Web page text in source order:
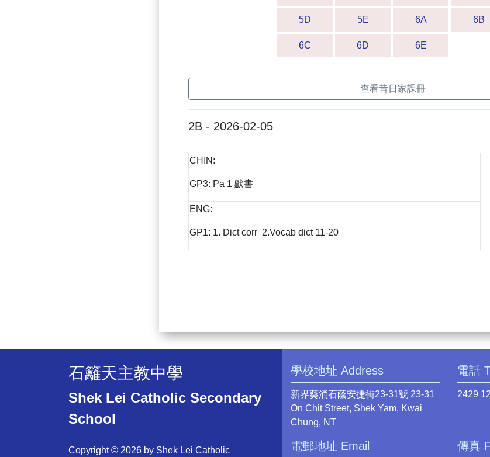
5D 5E 6A 6B
6C 6D 6E
查看昔日家課冊
2B - 2026-02-05
CHIN:
GP3: Pa 1 默書
ENG:
GP1: 1. Dict corr 2.Vocab dict 11-20
石籬天主教中學
Shek Lei Catholic Secondary
School
Copyright © 2026 by Shek Lei Catholic
學校地址 Address
新界葵涌石蔭安捷街23-31號 23-31
On Chit Street, Shek Yam, Kwai
Chung, NT
電話
2429
電郵地址 Email 傳真